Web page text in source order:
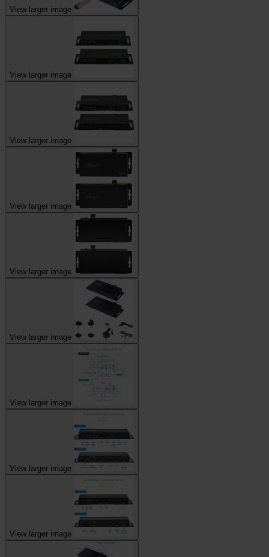
View larger image
View larger image
View larger image
View larger image
View larger image
View larger image
View larger image
View larger image
View larger image